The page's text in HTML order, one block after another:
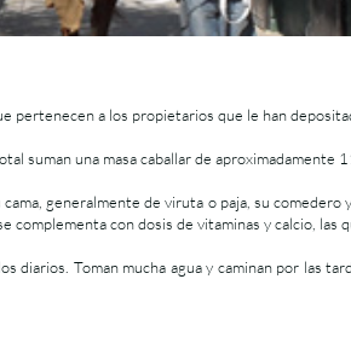
pertenecen a los propietarios que le han
una masa caballar de aproximadamente
generalmente de viruta o paja, su
con dosis de vitaminas y calcio, las
diarios. Toman mucha agua y caminan por las